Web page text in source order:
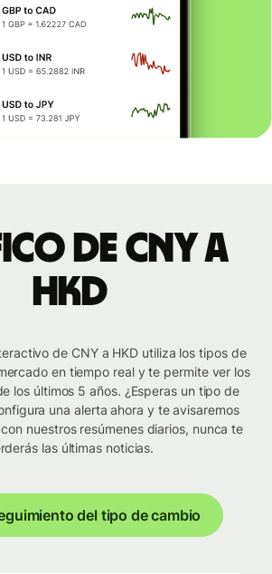
de CNY a
HKD
de CNY a HKD utiliza los tipos de
en tiempo real y te permite ver los
los últimos 5 años. ¿Esperas un tipo de
una alerta ahora y te avisaremos
nuestros resúmenes diarios, nunca te
las últimas noticias.
del tipo de cambio